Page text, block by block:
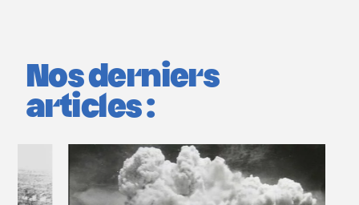
Nos derniers
articles :